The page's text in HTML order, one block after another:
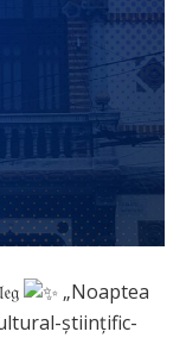
„Noaptea
științific-